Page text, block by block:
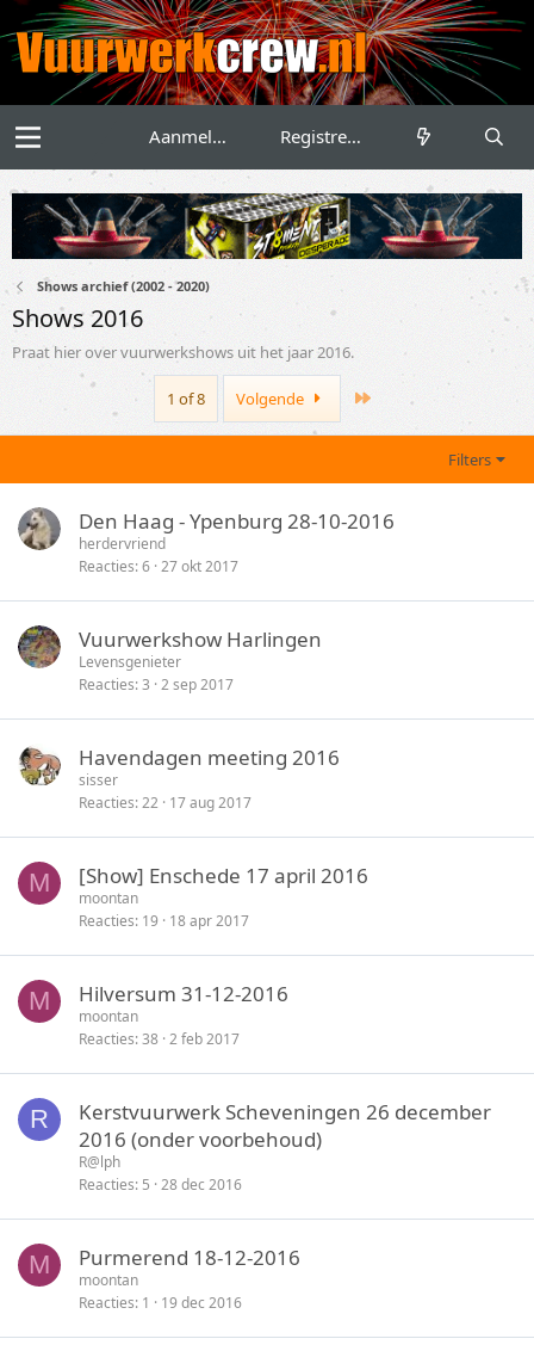
Aanmelden Registreren
Shows archief (2002 - 2020)
Shows 2016
Praat hier over vuurwerkshows uit het jaar 2016.
1 of 8 Volgende
Filters
Den Haag - Ypenburg 28-10-2016
herdervriend
Reacties 6 27 okt 2017
Vuurwerkshow Harlingen
Levensgenieter
Reacties 3 2 sep 2017
Havendagen meeting 2016
sisser
Reacties 22 17 aug 2017
M [Show] Enschede 17 april 2016
moontan
Reacties 19 18 apr 2017
M Hilversum 31-12-2016
moontan
Reacties 38 2 feb 2017
R
Kerstvuurwerk Scheveningen 26 december
2016 (onder voorbehoud)
R@lph
Reacties 5 28 dec 2016
M Purmerend 18-12-2016
moontan
Reacties 1 19 dec 2016